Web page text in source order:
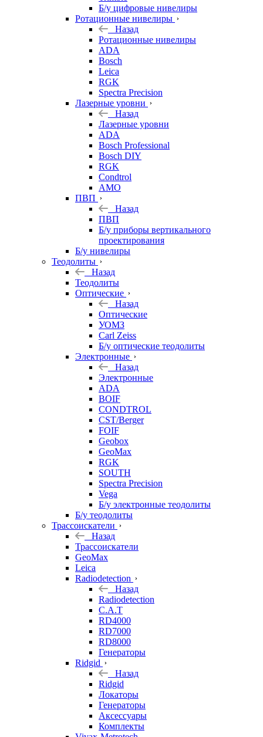
Б/у цифровые нивелиры
Ротационные нивелиры
Назад
Ротационные нивелиры
ADA
Bosch
Leica
RGK
Spectra Precision
Лазерные уровни
Назад
Лазерные уровни
ADA
Bosch Professional
Bosch DIY
RGK
Condtrol
AMO
ПВП
Назад
ПВП
Б/у приборы вертикального
проектирования
Б/у нивелиры
Теодолиты
Назад
Теодолиты
Оптические
Назад
Оптические
УОМЗ
Carl Zeiss
Б/у оптические теодолиты
Электронные
Назад
Электронные
ADA
BOIF
CONDTROL
CST/Berger
FOIF
Geobox
GeoMax
RGK
SOUTH
Spectra Precision
Vega
Б/у электронные теодолиты
Б/у теодолиты
Трассоискатели
Назад
Трассоискатели
GeoMax
Leica
Radiodetection
Назад
Radiodetection
C.A.T
RD4000
RD7000
RD8000
Генераторы
Ridgid
Назад
Ridgid
Локаторы
Генераторы
Аксессуары
Комплекты